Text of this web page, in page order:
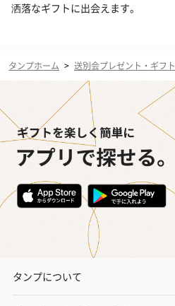
洒落なギフトに出会えます。
タンプホーム > 送別会プレゼント・ギフト
タンプについて